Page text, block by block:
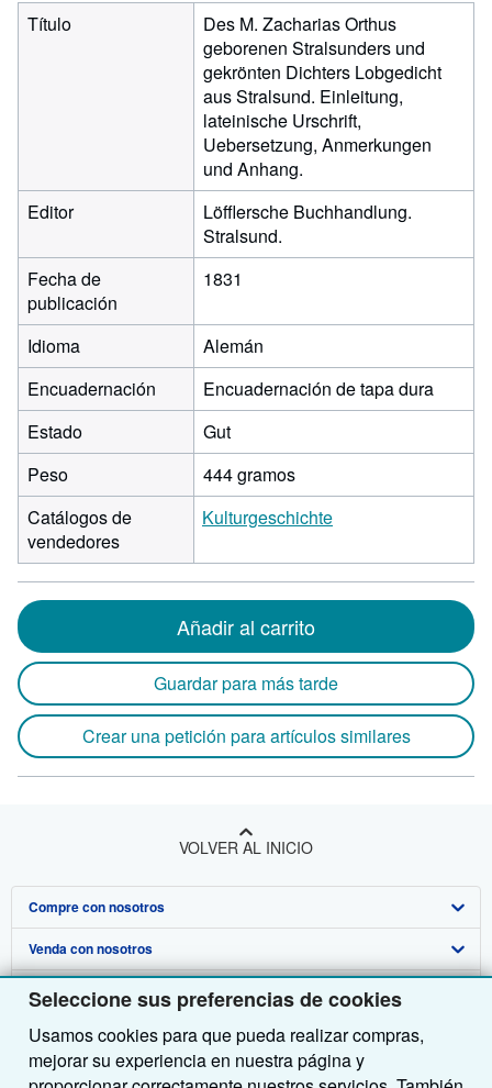
Seleccione sus preferencias de cookies
Usamos cookies para que pueda realizar compras,
mejorar su experiencia en nuestra página y
Título
Des M. Zacharias Orthus
geborenen Stralsunders und
gekrönten Dichters Lobgedicht
aus Stralsund. Einleitung,
lateinische Urschrift,
Uebersetzung, Anmerkungen
und Anhang.
Editor
Löfflersche Buchhandlung.
Stralsund.
Fecha de
publicación
1831
Idioma
Alemán
Encuadernación
Encuadernación de tapa dura
Estado
Gut
Peso
444 gramos
Catálogos de
vendedores
Kulturgeschichte
Añadir al carrito
Guardar para más tarde
Crear una petición para artículos similares
VOLVER AL INICIO
Compre con nosotros
Búsqueda avanzada
Colecciones
Mi cuenta
Mis pedidos
Venda con nosotros
Comenzar a vender
Únase a nuestro programa de afiliados
Recomiende un vendedor
Sobre nosotros
Sobre IberLibro
Medios
Obtener Ayuda
Preguntas frecuentes y guías
Otras compañías de AbeBooks